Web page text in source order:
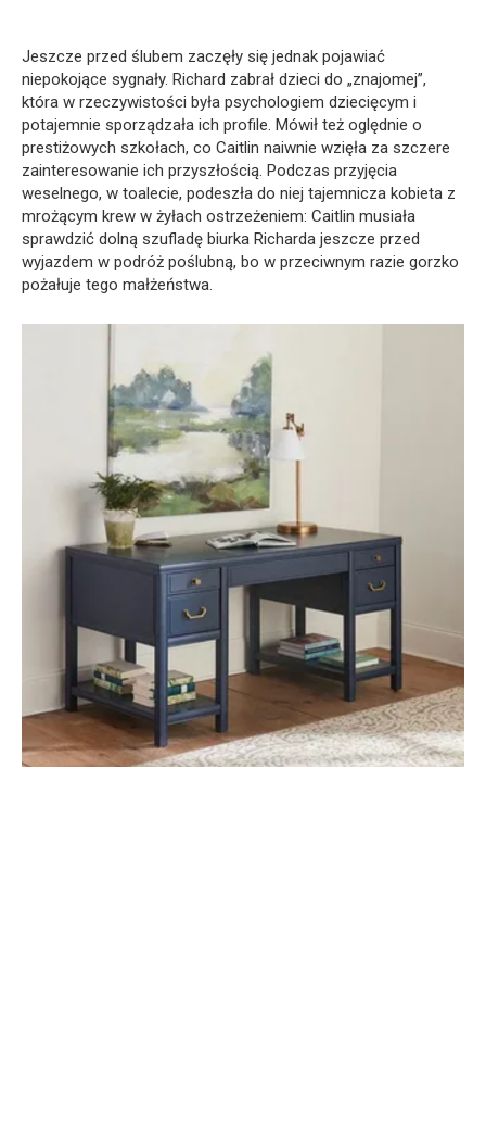
Jeszcze przed ślubem zaczęły się jednak pojawiać
niepokojące sygnały. Richard zabrał dzieci do „znajomej”,
która w rzeczywistości była psychologiem dziecięcym i
potajemnie sporządzała ich profile. Mówił też oględnie o
prestiżowych szkołach, co Caitlin naiwnie wzięła za szczere
zainteresowanie ich przyszłością. Podczas przyjęcia
weselnego, w toalecie, podeszła do niej tajemnicza kobieta z
mrożącym krew w żyłach ostrzeżeniem: Caitlin musiała
sprawdzić dolną szufladę biurka Richarda jeszcze przed
wyjazdem w podróż poślubną, bo w przeciwnym razie gorzko
pożałuje tego małżeństwa.